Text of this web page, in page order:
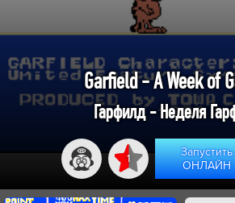
Garfield - A Week of
Гарфилд - Неделя
1
Запустить
ОНЛАЙН